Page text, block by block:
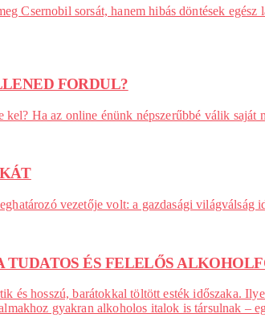
Csernobil sorsát, hanem hibás döntések
FORDUL?
Ha az online énünk népszerűbbé válik
vezetője volt: a gazdasági
ÉS FELELŐS
és hosszú, barátokkal töltött esték időszaka.
gyakran alkoholos italok is társulnak –